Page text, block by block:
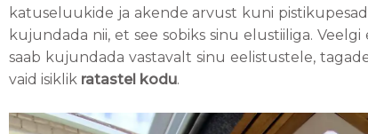
katuseluukide ja akende arvust kuni
kujundada nii, et see sobiks sinu elustiiliga.
saab kujundada vastavalt sinu eelistustele,
vaid isiklik ratastel kodu.